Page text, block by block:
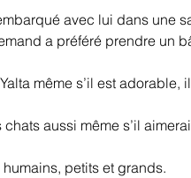
avec lui dans une
a préféré prendre un
même s’il est adorable,
aussi même s’il
petits et grands.